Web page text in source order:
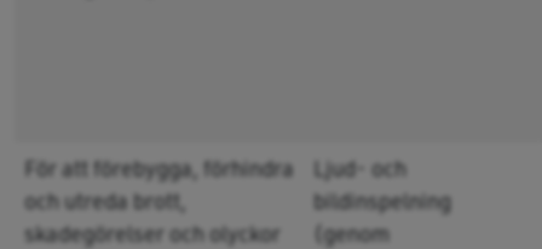
För att förebygga, förhindra
och utreda brott,
skadegörelser och olyckor
Ljud- och
bildinspelning
(genom